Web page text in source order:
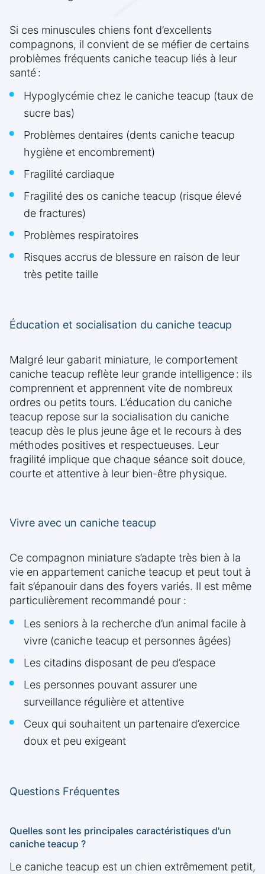
Si ces minuscules chiens font d’excellents
compagnons, il convient de se méfier de certains
problèmes fréquents caniche teacup liés à leur
santé :
Hypoglycémie chez le caniche teacup (taux de
sucre bas)
Problèmes dentaires (dents caniche teacup
hygiène et encombrement)
Fragilité cardiaque
Fragilité des os caniche teacup (risque élevé
de fractures)
Problèmes respiratoires
Risques accrus de blessure en raison de leur
très petite taille
Éducation et socialisation du caniche teacup
Malgré leur gabarit miniature, le comportement
caniche teacup reflète leur grande intelligence : ils
comprennent et apprennent vite de nombreux
ordres ou petits tours. L’éducation du caniche
teacup repose sur la socialisation du caniche
teacup dès le plus jeune âge et le recours à des
méthodes positives et respectueuses. Leur
fragilité implique que chaque séance soit douce,
courte et attentive à leur bien-être physique.
Vivre avec un caniche teacup
Ce compagnon miniature s’adapte très bien à la
vie en appartement caniche teacup et peut tout à
fait s’épanouir dans des foyers variés. Il est même
particulièrement recommandé pour :
Les seniors à la recherche d’un animal facile à
vivre (caniche teacup et personnes âgées)
Les citadins disposant de peu d’espace
Les personnes pouvant assurer une
surveillance régulière et attentive
Ceux qui souhaitent un partenaire d’exercice
doux et peu exigeant
Questions Fréquentes
Quelles sont les principales caractéristiques d'un
caniche teacup ?
Le caniche teacup est un chien extrêmement petit,